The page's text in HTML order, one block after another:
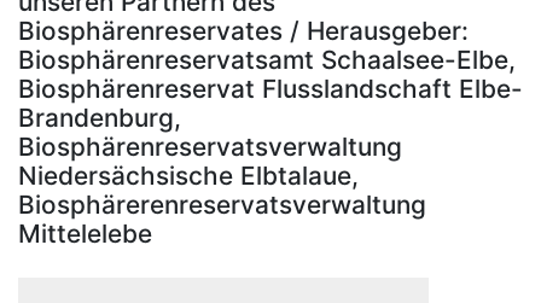
Biosphärenreservates / Herausgeber:
Biosphärenreservatsamt Schaalsee-Elbe,
Biosphärenreservat Flusslandschaft Elbe-
Brandenburg,
Biosphärenreservatsverwaltung
Niedersächsische Elbtalaue,
Biosphärerenreservatsverwaltung
Mittelelebe